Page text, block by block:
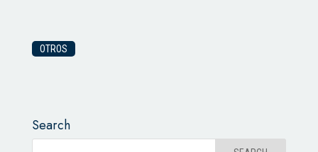
OTROS
Search